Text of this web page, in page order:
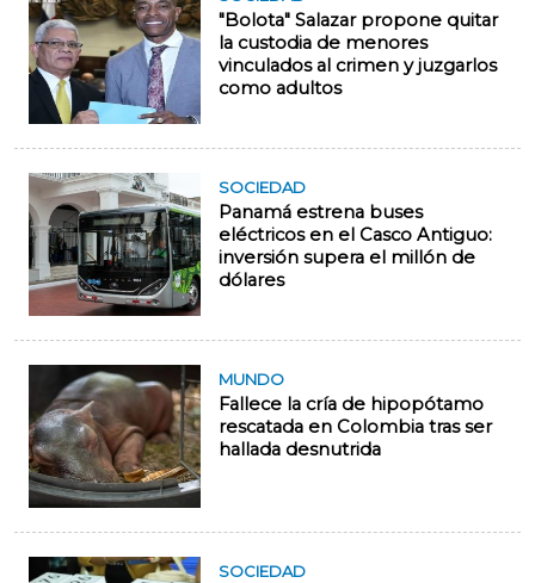
"Bolota" Salazar propone quitar
la custodia de menores
vinculados al crimen y juzgarlos
como adultos
SOCIEDAD
Panamá estrena buses
eléctricos en el Casco Antiguo:
inversión supera el millón de
dólares
MUNDO
Fallece la cría de hipopótamo
rescatada en Colombia tras ser
hallada desnutrida
SOCIEDAD